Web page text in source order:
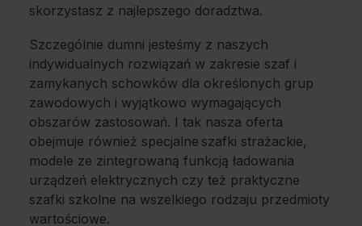
skorzystasz z najlepszego doradztwa.
Szczególnie dumni jesteśmy z naszych
indywidualnych rozwiązań w zakresie szaf i
zamykanych schowków dla określonych grup
zawodowych i wyjątkowo wymagających
obszarów zastosowań. I tak nasza oferta
obejmuje również specjalne szafki strażackie,
modele ze zintegrowaną funkcją ładowania
urządzeń elektrycznych czy też praktyczne
szafki szkolne na wszelkiego rodzaju przedmioty
wartościowe.